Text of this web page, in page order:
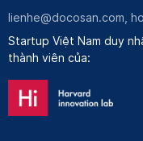
lienhe@docosan.com ,
Startup Việt Nam duy
thành viên của: